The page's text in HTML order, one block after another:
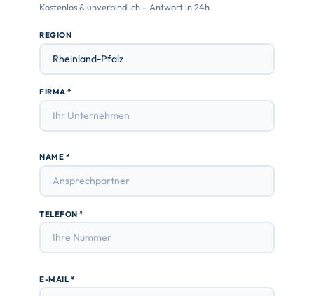
Kostenlos & unverbindlich – Antwort in 24h
REGION
FIRMA *
NAME *
TELEFON *
E-MAIL *